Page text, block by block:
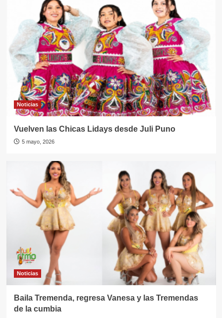
Noticias
Vuelven las Chicas Lidays desde Juli Puno
5 mayo, 2026
Noticias
Baila Tremenda, regresa Vanesa y las Tremendas
de la cumbia